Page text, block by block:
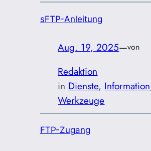
sFTP-Anleitung
Aug. 19, 2025—von
Redaktion
in Dienste, Information
Werkzeuge
FTP-Zugang